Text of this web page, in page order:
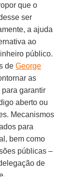
que o
ser
a ajuda
ao
público.
deGeorge
as
garantir
aberto ou
Mecanismos
para
bem como
públicas –
de